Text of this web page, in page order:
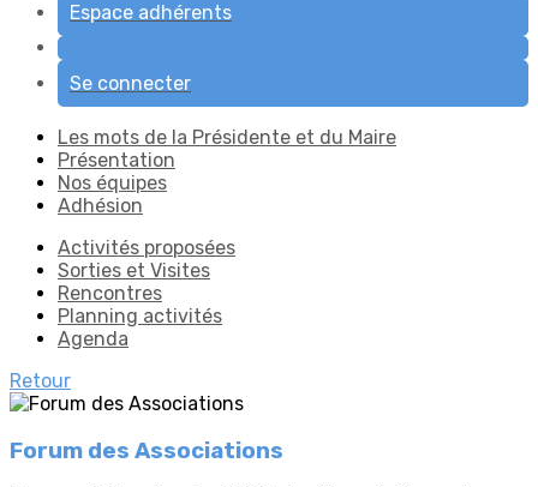
Espace adhérents
Se connecter
Les mots de la Présidente et du Maire
Présentation
Nos équipes
Adhésion
Activités proposées
Sorties et Visites
Rencontres
Planning activités
Agenda
Retour
Forum des Associations